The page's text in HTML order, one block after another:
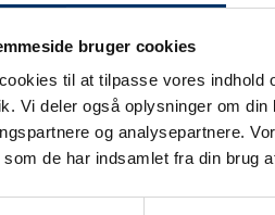
bruger cookies
til at tilpasse vores indhold
Vi deler også oplysninger om
og analysepartnere.
de har indsamlet fra din brug